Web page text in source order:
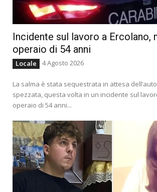
Incidente sul lavoro a Ercolano,
operaio di 54 anni
Locale 4 Agosto 2026
La salma è stata sequestrata in attesa
spezzata, questa volta in un incidente sul
operaio di 54 anni...